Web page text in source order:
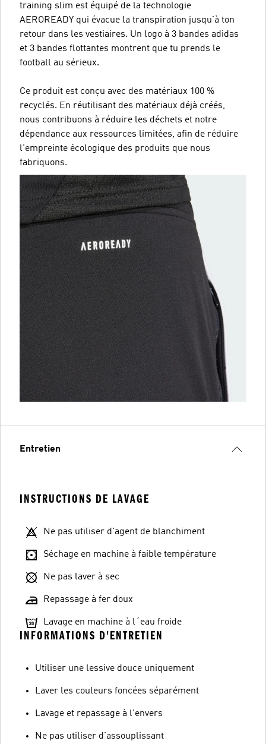
training slim est équipé de la technologie
AEROREADY qui évacue la transpiration jusqu'à ton
retour dans les vestiaires. Un logo à 3 bandes adidas
et 3 bandes flottantes montrent que tu prends le
football au sérieux.
Ce produit est conçu avec des matériaux 100 %
recyclés. En réutilisant des matériaux déjà créés,
nous contribuons à réduire les déchets et notre
dépendance aux ressources limitées, afin de réduire
l'empreinte écologique des produits que nous
fabriquons.
Entretien
INSTRUCTIONS DE LAVAGE
Ne pas utiliser d'agent de blanchiment
Séchage en machine à faible température
Ne pas laver à sec
Repassage à fer doux
Lavage en machine à l´eau froide
INFORMATIONS D'ENTRETIEN
Utiliser une lessive douce uniquement
Laver les couleurs foncées séparément
Lavage et repassage à l'envers
Ne pas utiliser d'assouplissant